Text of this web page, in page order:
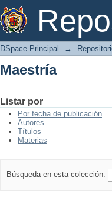
Maestría
DSpace Principal →
Maestría
Listar por
Por fecha de publicación
Autores
Títulos
Materias
Búsqueda en esta colección: